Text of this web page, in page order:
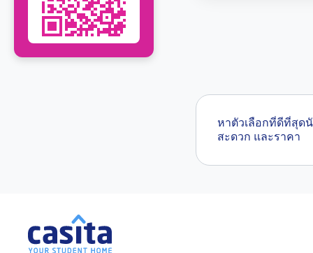
หาตัวเลือกที่ดีที่สุด
สะดวก และราคา